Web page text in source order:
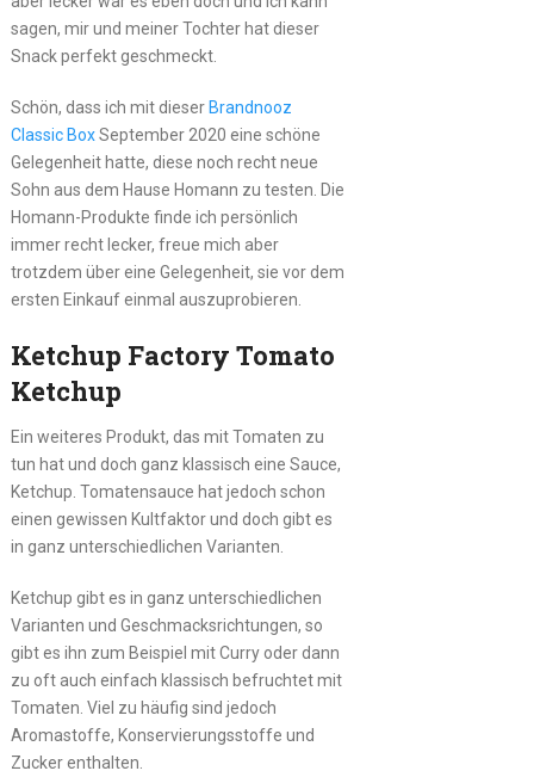
sagen, mir und meiner Tochter hat dieser
Snack perfekt geschmeckt.
Schön, dass ich mit dieser Brandnooz
Classic BoxSeptember 2020 eine schöne
Gelegenheit hatte, diese noch recht neue
Sohn aus dem Hause Homann zu testen. Die
Homann-Produkte finde ich persönlich
immer recht lecker, freue mich aber
trotzdem über eine Gelegenheit, sie vor dem
ersten Einkauf einmal auszuprobieren.
Ketchup Factory Tomato
Ketchup
Ein weiteres Produkt, das mit Tomaten zu
tun hat und doch ganz klassisch eine Sauce,
Ketchup. Tomatensauce hat jedoch schon
einen gewissen Kultfaktor und doch gibt es
in ganz unterschiedlichen Varianten.
Ketchup gibt es in ganz unterschiedlichen
Varianten und Geschmacksrichtungen, so
gibt es ihn zum Beispiel mit Curry oder dann
zu oft auch einfach klassisch befruchtet mit
Tomaten. Viel zu häufig sind jedoch
Aromastoffe, Konservierungsstoffe und
Zucker enthalten.